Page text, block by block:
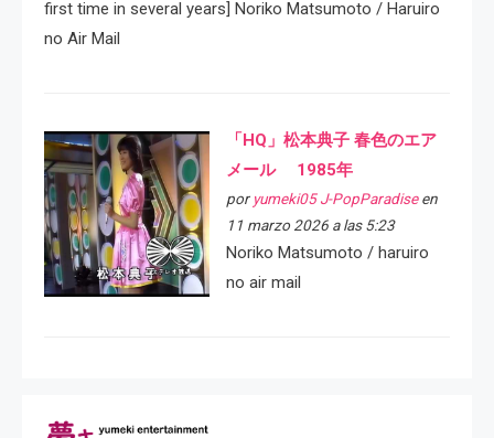
first time in several years] Noriko Matsumoto / Haruiro
no Air Mail
「HQ」松本典子 春色のエア
メール 1985年
por yumeki05 J-PopParadiseen
11 marzo 2026 a las 5:23
Noriko Matsumoto / haruiro
no air mail